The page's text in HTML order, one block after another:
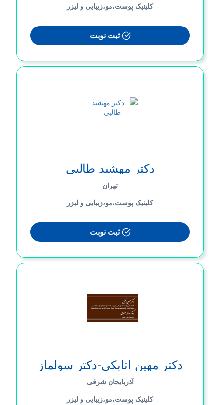
کلینیک پوست،مو،زیبایی و لیزر
ثبت نوبت
دکتر مهشید طالبی
تهران
کلینیک پوست،مو،زیبایی و لیزر
ثبت نوبت
دکتر مهین اتابکی-دکتر سولماز
معیری
آذربایجان شرقی
کلینیک پوست،مو،زیبایی و لیزر